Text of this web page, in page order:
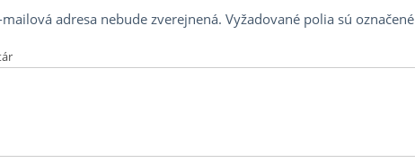
mailová adresa nebude zverejnená. Vyžadované polia sú označené